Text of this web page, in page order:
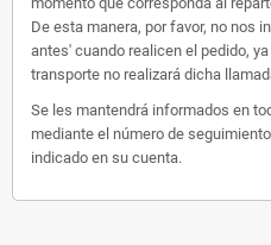
De esta manera, por favor, no nos
antes' cuando realicen el pedido,
transporte no realizará dicha
Se les mantendrá informados en
mediante el número de
indicado en su cuenta.